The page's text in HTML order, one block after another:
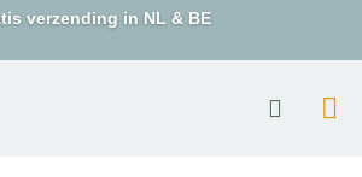
verzending in NL & BE